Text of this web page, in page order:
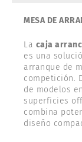
MESA DE
La caja
es una
arranque de
competición.
de modelos
superficies
combina
diseño